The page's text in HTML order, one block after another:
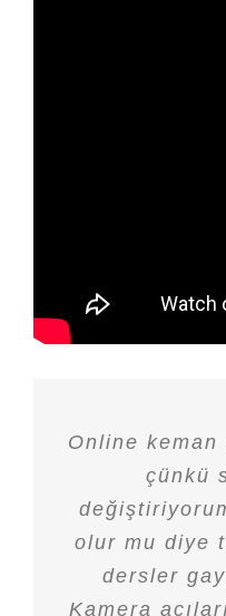
Online keman
çünkü
olur mu diye
dersler
Kamera
Yoğun iş
Küçükken